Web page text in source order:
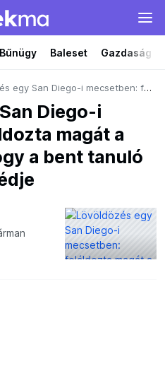
Bűnügy Baleset Gazdaság
i mecsetben: feláldozta magát a biztonsági őr, hogy a bent tanuló kisiskolásokat védje
Diego-i
magát a
a bent tanuló